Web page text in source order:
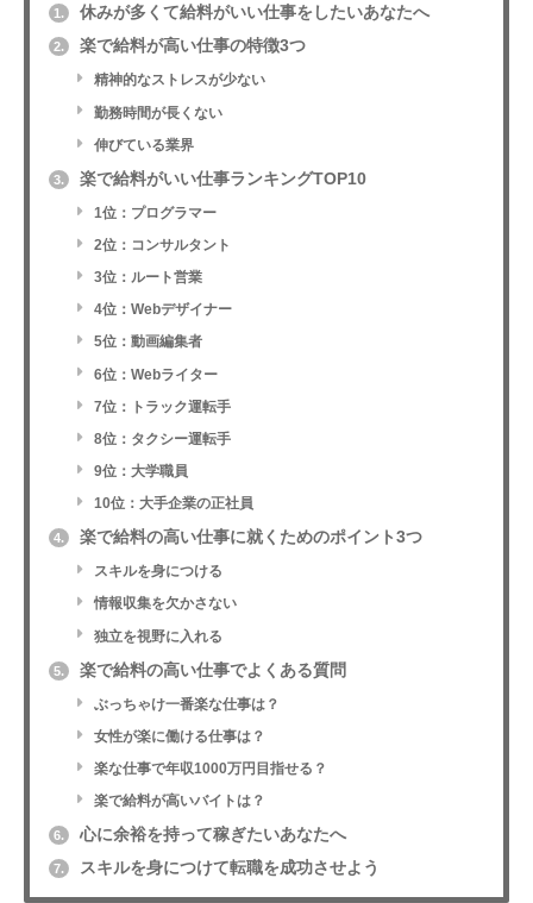
1. 休みが多くて給料がいい仕事をしたいあなたへ
2. 楽で給料が高い仕事の特徴3つ
精神的なストレスが少ない
勤務時間が長くない
伸びている業界
3. 楽で給料がいい仕事ランキングTOP10
1位：プログラマー
2位：コンサルタント
3位：ルート営業
4位：Webデザイナー
5位：動画編集者
6位：Webライター
7位：トラック運転手
8位：タクシー運転手
9位：大学職員
10位：大手企業の正社員
4. 楽で給料の高い仕事に就くためのポイント3つ
スキルを身につける
情報収集を欠かさない
独立を視野に入れる
5. 楽で給料の高い仕事でよくある質問
ぶっちゃけ一番楽な仕事は？
女性が楽に働ける仕事は？
楽な仕事で年収1000万円目指せる？
楽で給料が高いバイトは？
6. 心に余裕を持って稼ぎたいあなたへ
7. スキルを身につけて転職を成功させよう